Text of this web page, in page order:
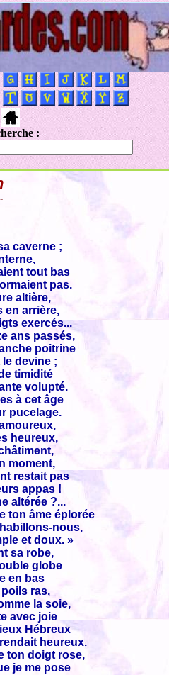
:
caverne ;
tout bas
pas.
altière,
en arrière,
exercés...
ans passés,
poitrine
devine ;
timidité
volupté.
à cet âge
pucelage.
heureux,
moment,
restait pas
appas !
altérée ?...
ton âme éplorée
nous,
et doux. »
sa robe,
globe
en bas
ras,
la soie,
avec joie
Hébreux
heureux.
ton doigt rose,
je me pose